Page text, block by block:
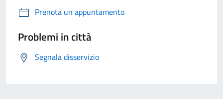
Prenota un appuntamento
Problemi in città
Segnala disservizio